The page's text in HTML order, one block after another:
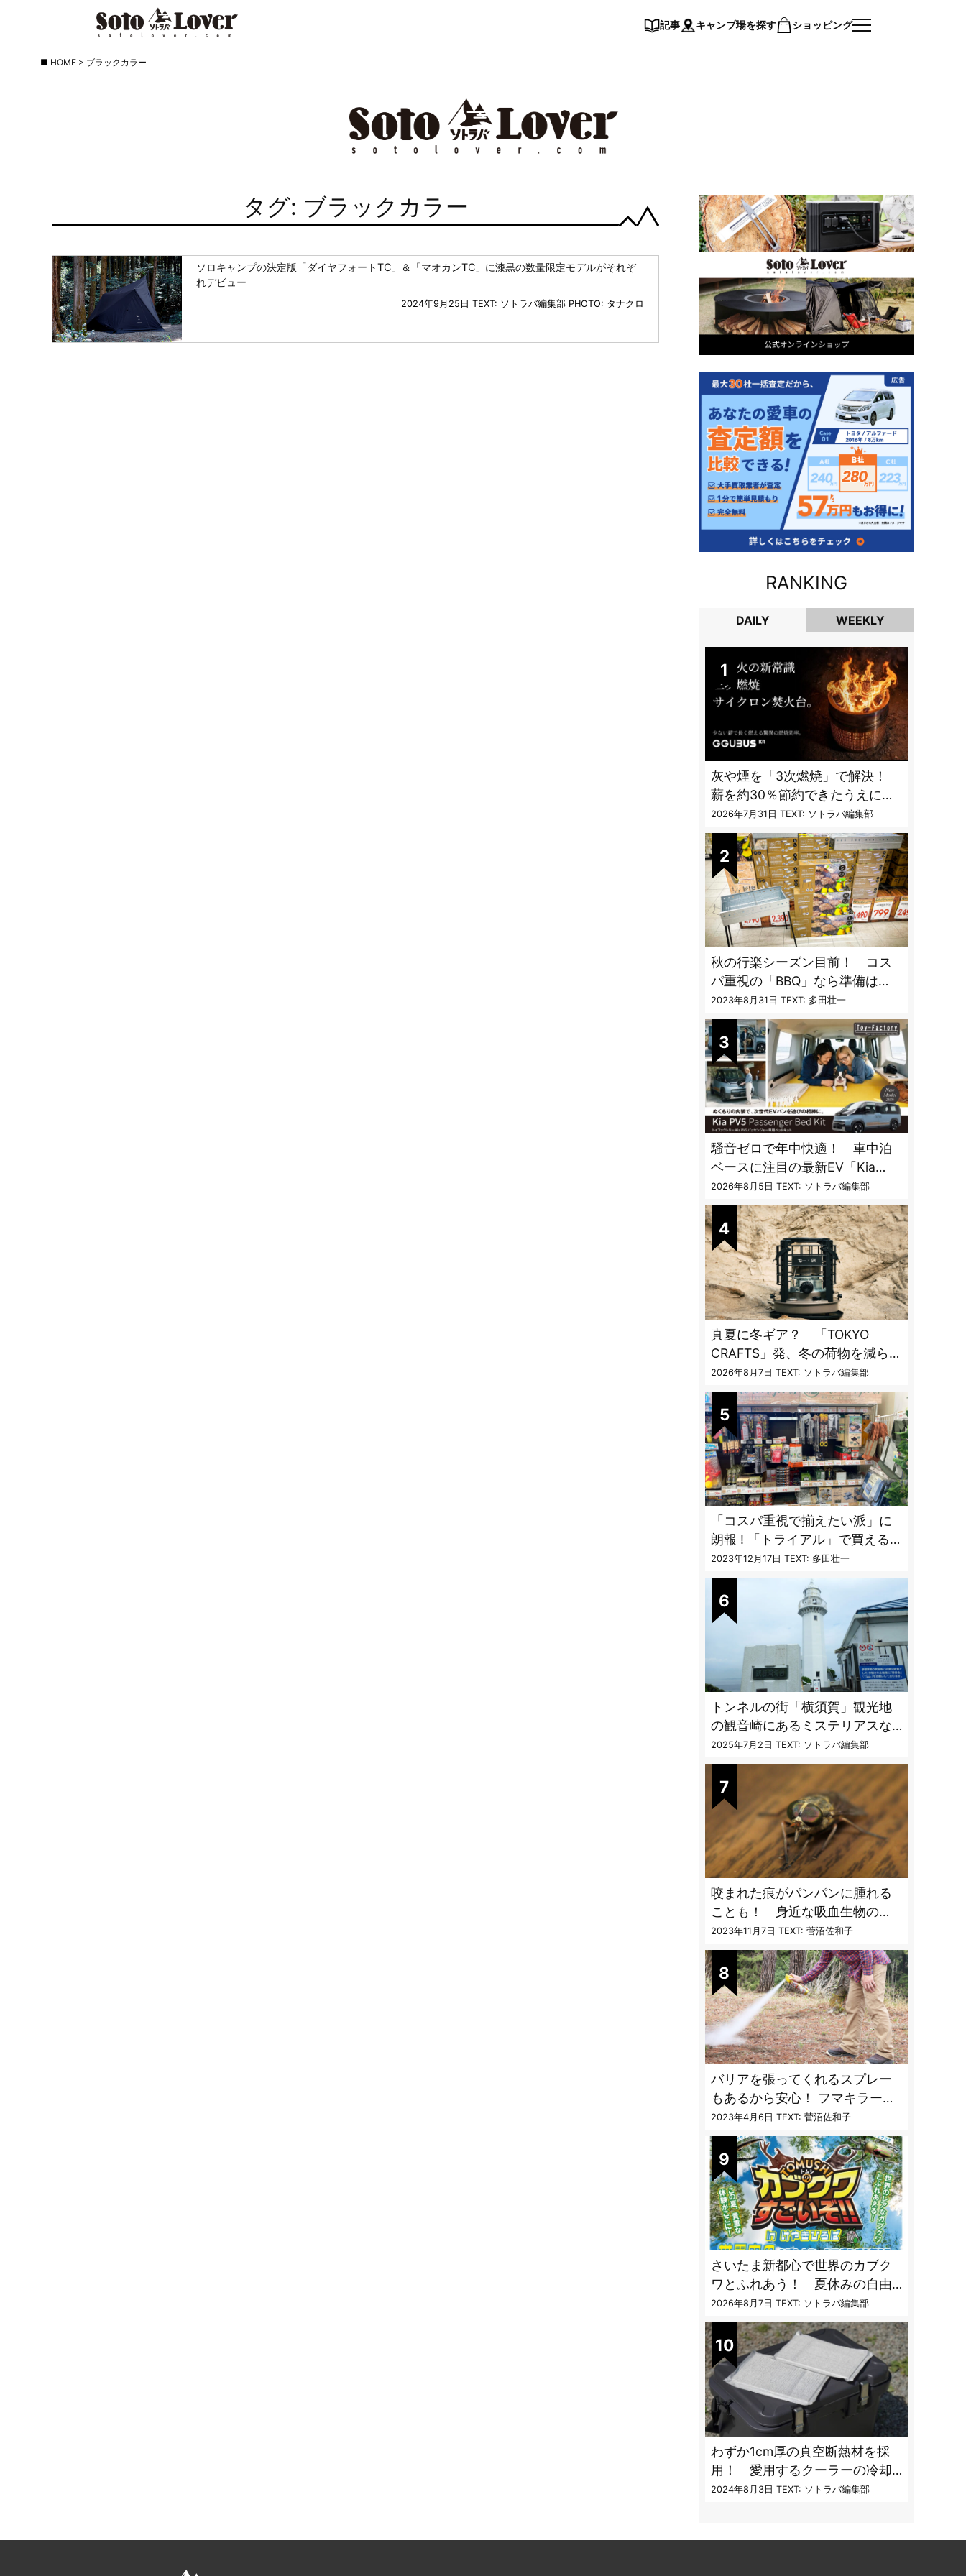
記事 キャンプ場を探す ショッピング
HOME > ブラックカラー
タグ: ブラックカラー
ソロキャンプの決定版「ダイヤフォートTC」＆「マオカンTC」に漆黒の数量限定モデルがそれぞ
れデビュー
2024年9月25日 TEXT: ソトラバ編集部 PHOTO: タナクロ
RANKING
DAILY WEEKLY
DAILY
灰や煙を「3次燃焼」で解決！
薪を約30％節約できたうえに炎
も美しくなった焚火台
2026年7月31日 TEXT: ソトラバ編集部
秋の行楽シーズン目前！ コス
パ重視の「BBQ」なら準備は
「トライアル」一択だった
2023年8月31日 TEXT: 多田壮一
騒音ゼロで年中快適！ 車中泊
ベースに注目の最新EV「Kia
PV5」専用ベッドキット登場
2026年8月5日 TEXT: ソトラバ編集部
真夏に冬ギア？ 「TOKYO
CRAFTS」発、冬の荷物を減らす
「13時間燃焼」1台2役ストーブ
2026年8月7日 TEXT: ソトラバ編集部
「コスパ重視で揃えたい派」に
朗報 ! 「トライアル」で買える
キャンプ道具7品
2023年12月17日 TEXT: 多田壮一
トンネルの街「横須賀」観光地
の観音崎にあるミステリアスな
隧道を歩く
2025年7月2日 TEXT: ソトラバ編集部
咬まれた痕がパンパンに腫れる
ことも！ 身近な吸血生物の
〝生態と対策〟【vol.04 ア
ブ・ブユ・ヌカカ】
2023年11月7日 TEXT: 菅沼佐和子
バリアを張ってくれるスプレー
もあるから安心！ フマキラーに
聞く「最強の虫撃退グッズ
vol.4」【キャンプサイトで使う
虫よけ】
2023年4月6日 TEXT: 菅沼佐和子
さいたま新都心で世界のカブク
ワとふれあう！ 夏休みの自由
研究にも最適な昆虫イベント
2026年8月7日 TEXT: ソトラバ編集部
わずか1cm厚の真空断熱材を採
用！ 愛用するクーラーの冷却
性能をアプデする極薄断熱パネ
2024年8月3日 TEXT: ソトラバ編集部